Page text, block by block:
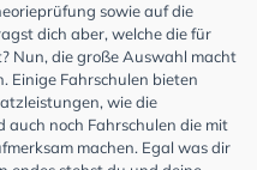
sowie auf die
dich aber, welche die für
Nun, die große Auswahl macht
Einige Fahrschulen bieten
wie die
noch Fahrschulen die mit
machen. Egal was dir